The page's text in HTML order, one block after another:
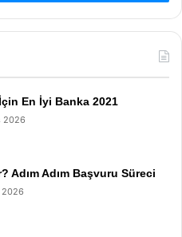
En İyi Banka 2021
2026
Adım Adım Başvuru Süreci
2026